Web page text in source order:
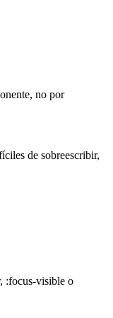
no por
de sobreescribir,
:focus-visible o